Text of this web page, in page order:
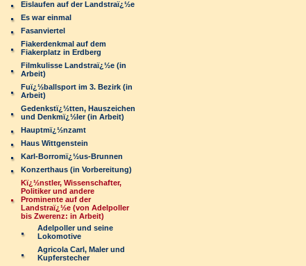
Eislaufen auf der Landstraï¿½e
Es war einmal
Fasanviertel
Fiakerdenkmal auf dem
Fiakerplatz in Erdberg
Filmkulisse Landstraï¿½e (in
Arbeit)
Fuï¿½ballsport im 3. Bezirk (in
Arbeit)
Gedenkstï¿½tten, Hauszeichen
und Denkmï¿½ler (in Arbeit)
Hauptmï¿½nzamt
Haus Wittgenstein
Karl-Borromï¿½us-Brunnen
Konzerthaus (in Vorbereitung)
Kï¿½nstler, Wissenschafter,
Politiker und andere
Prominente auf der
Landstraï¿½e (von Adelpoller
bis Zwerenz: in Arbeit)
Adelpoller und seine
Lokomotive
Agricola Carl, Maler und
Kupferstecher